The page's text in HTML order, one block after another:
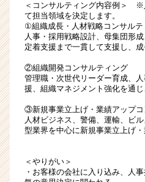
＜コンサルティング内容例＞ ※
て担当領域を決定します。
①組織成長・人材戦略コンサルテ
人事・採用戦略設計、母集団形
定着支援まで一貫して支援し、
②組織開発コンサルティング
管理職・次世代リーダー育成、
援、組織マネジメント強化を通じ
③新規事業立上げ・業績アップ
人材ビジネス、警備、運輸、ビ
型業界を中心に新規事業立上げ・
＜やりがい＞
・お客様の会社に入り込み、人